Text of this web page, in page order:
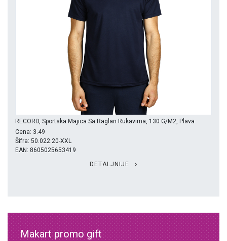
RECORD, Sportska Majica Sa Raglan Rukavima, 130 G/m2, Plava
Cena: 3.49
Šifra: 50.022.20-XXL
EAN: 8605025653419
DETALJNIJE
Makart promo gift